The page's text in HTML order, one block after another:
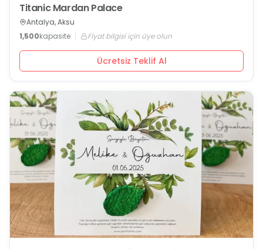
Titanic Mardan Palace
Antalya, Aksu
1,500kapasite Fiyat bilgisi için üye olun
Ücretsiz Teklif Al